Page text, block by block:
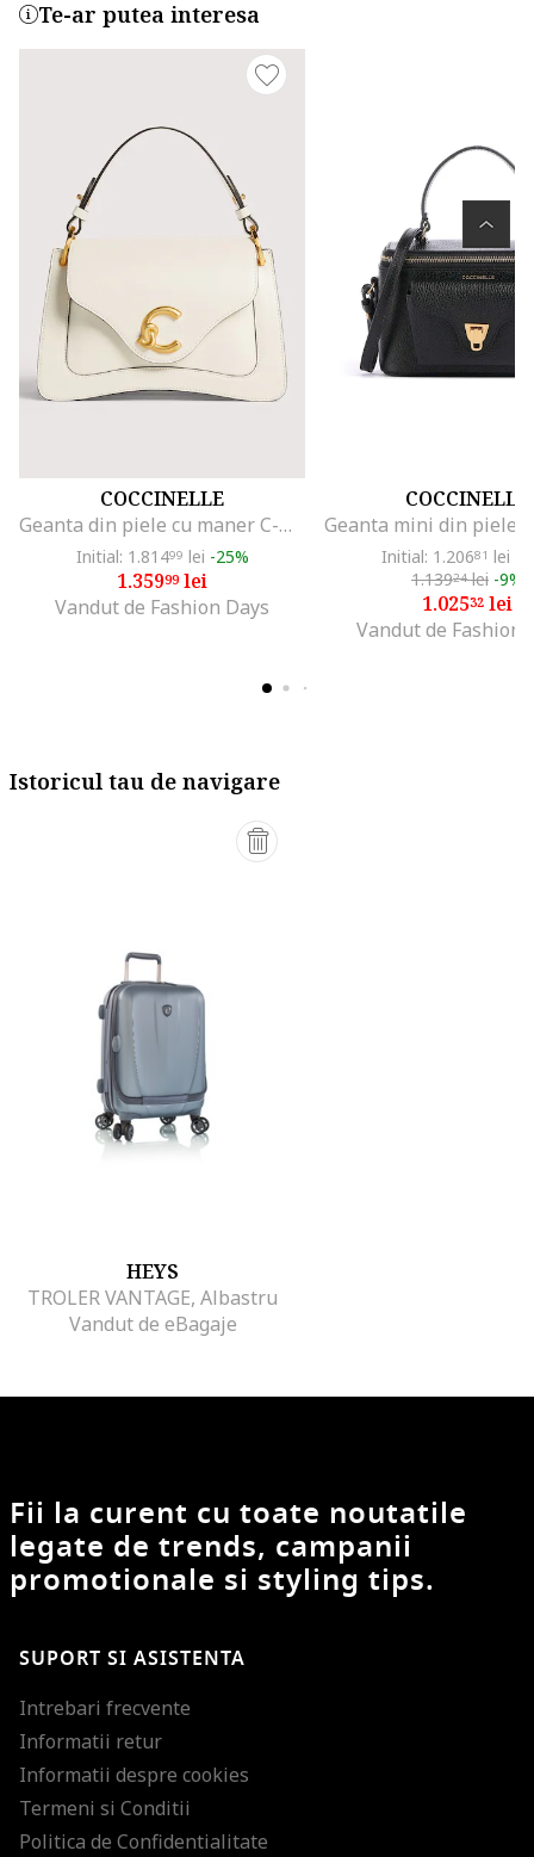
Te-ar putea interesa
COCCINELLE
Geanta din piele cu maner C-Me, Alb
Initial: 1.81499 lei -25%
1.35999lei
Vandut de Fashion Days
COCCINELLE
Initial: 1.20681 lei
1.13924lei -9%
1.02532 lei
Vandut de
Istoricul tau de navigare
HEYS
TROLER VANTAGE, Albastru
Vandut de eBagaje
Fii la curent cu toate noutatile
legate de trends, campanii
promotionale si styling tips.
SUPORT SI ASISTENTA
Intrebari frecvente
Informatii retur
Informatii despre cookies
Termeni si Conditii
Politica de Confidentialitate